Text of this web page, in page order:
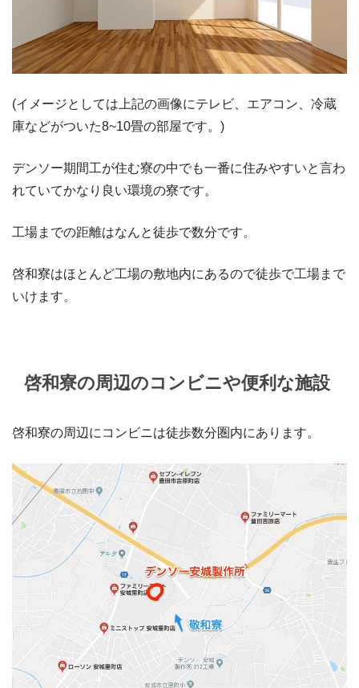
(イメージとしては上記の画像にテレビ、エアコン、冷蔵
庫などがついた8~10畳の部屋です。)
デンソー期間工が住む寮の中でも一番に住みやすいと言わ
れていてかなり良い環境の寮です。
工場までの距離はなんと徒歩で数分です。
啓和寮はほとんど工場の敷地内にあるので徒歩で工場まで
いけます。
啓和寮の周辺のコンビニや便利な施設
啓和寮の周辺にコンビニは徒歩数分圏内にあります。